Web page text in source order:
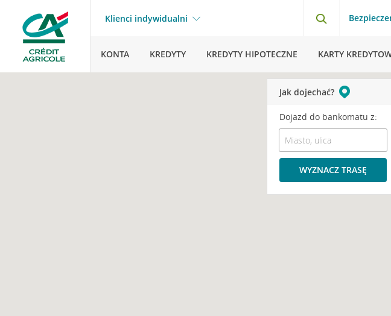
Klienci indywidualni
KONTA KREDYTY KREDYTY HIPOTECZNE KARTY
Jak dojechać?
Dojazd do bankomatu z:
WYZNACZ TRASĘ